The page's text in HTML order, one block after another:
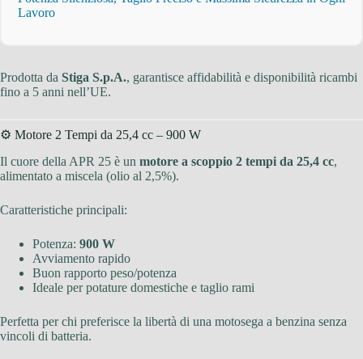
Lavoro
Prodotta da Stiga S.p.A., garantisce affidabilità e disponibilità ricambi
fino a 5 anni nell’UE.
⚙️ Motore 2 Tempi da 25,4 cc – 900 W
Il cuore della APR 25 è un motore a scoppio 2 tempi da 25,4 cc,
alimentato a miscela (olio al 2,5%).
Caratteristiche principali:
Potenza: 900 W
Avviamento rapido
Buon rapporto peso/potenza
Ideale per potature domestiche e taglio rami
Perfetta per chi preferisce la libertà di una motosega a benzina senza
vincoli di batteria.